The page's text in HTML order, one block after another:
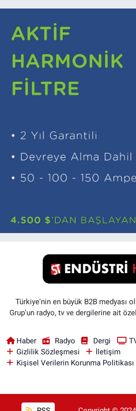
Türkiye'nin en büyük B2B medyası
Grup'un radyo, tv ve dergilerine ait
Haber Radyo Dergi
Gizlilik Sözleşmesi
İletişim
Kişisel Verilerin Korunma Politikası